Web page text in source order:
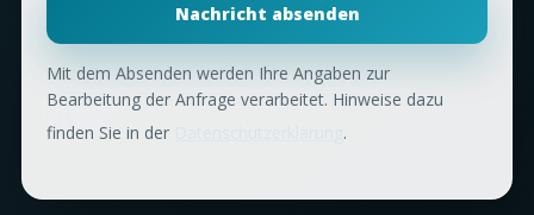
Nachricht absenden
Mit dem Absenden werden Ihre Angaben zur
Bearbeitung der Anfrage verarbeitet. Hinweise dazu
finden Sie in der
.